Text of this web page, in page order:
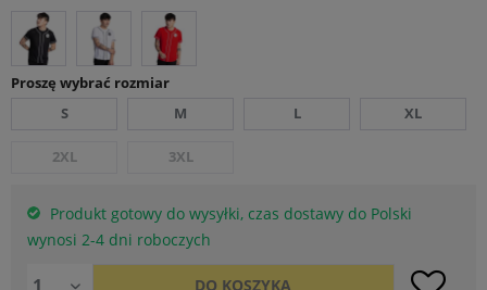
Proszę wybrać rozmiar
S
M L XL
2XL 3XL
Produkt gotowy do wysyłki, czas dostawy do Polski
wynosi 2-4 dni roboczych
DO KOSZYKA